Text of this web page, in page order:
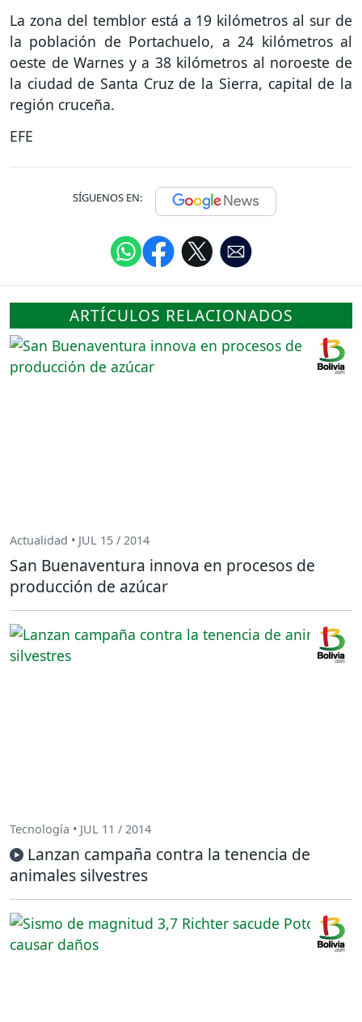
La zona del temblor está a 19 kilómetros al sur de
la población de Portachuelo, a 24 kilómetros al
oeste de Warnes y a 38 kilómetros al noroeste de
la ciudad de Santa Cruz de la Sierra, capital de la
región cruceña.
EFE
SÍGUENOS EN:
ARTÍCULOS RELACIONADOS
Actualidad • JUL 15 / 2014
San Buenaventura innova en procesos de
producción de azúcar
Tecnología • JUL 11 / 2014
Lanzan campaña contra la tenencia de
animales silvestres